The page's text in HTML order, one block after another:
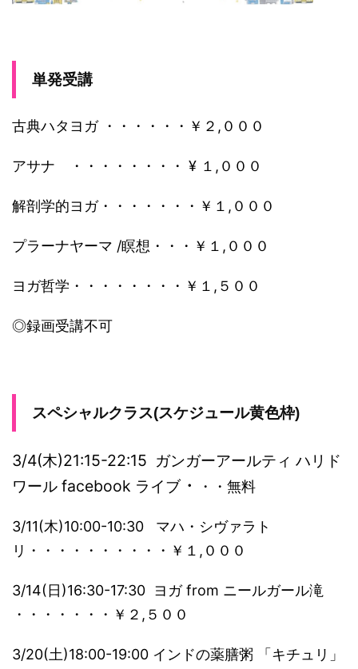
単発受講
古典ハタヨガ ・・・・・・￥２,０００
アサナ ・・・・・・・・ ¥ １,０００
解剖学的ヨガ・・・・・・・￥１,０００
プラーナヤーマ /瞑想・・・￥１,０００
ヨガ哲学・・・・・・・・￥１,５００
◎録画受講不可
スペシャルクラス(スケジュール黄色枠)
3/4(木)21:15-22:15 ガンガーアールティ ハリド
ワール facebook ライブ・ ・・無料
3/11(木)10:00-10:30 マハ・シヴァラト
リ・・・・・・・・・・￥１,０００
3/14(日)16:30-17:30 ヨガ from ニールガール滝
・・・・・・・￥２,５００
3/20(土)18:00-19:00 インドの薬膳粥 「キチュリ」